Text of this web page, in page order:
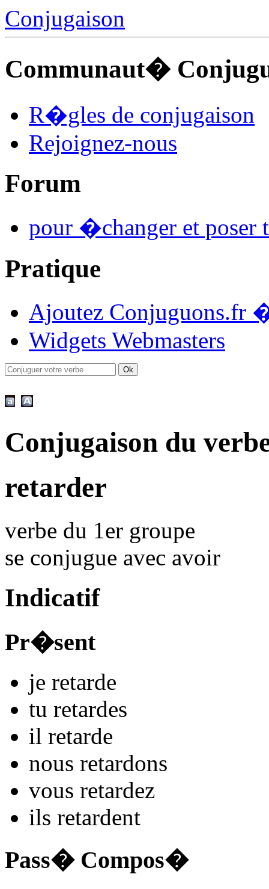
Conjugaison
Communaut�
R�gles de conjugaison
Rejoignez-nous
Forum
pour �changer et poser
Pratique
Ajoutez Conjuguons.fr
Widgets Webmasters
Conjugaison du
retarder
verbe du 1er groupe
se conjugue avec avoir
Indicatif
Pr�sent
je retarde
tu retardes
il retarde
nous retardons
vous retardez
ils retardent
Pass� Compos�